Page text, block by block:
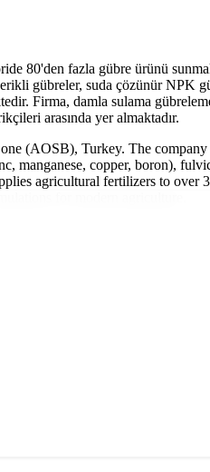
80'den fazla gübre ürünü
gübreler, suda çözünür NPK
Firma, damla sulama
arasında yer almaktadır.
(AOSB), Turkey. The
manganese, copper, boron),
agricultural fertilizers to over